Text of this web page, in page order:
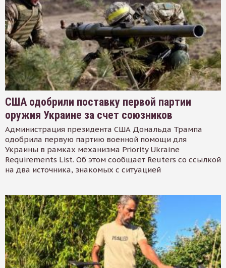
США одобрили поставку первой партии
оружия Украине за счет союзников
Администрация президента США Дональда Трампа
одобрила первую партию военной помощи для
Украины в рамках механизма Priority Ukraine
Requirements List. Об этом сообщает Reuters со ссылкой
на два источника, знакомых с ситуацией